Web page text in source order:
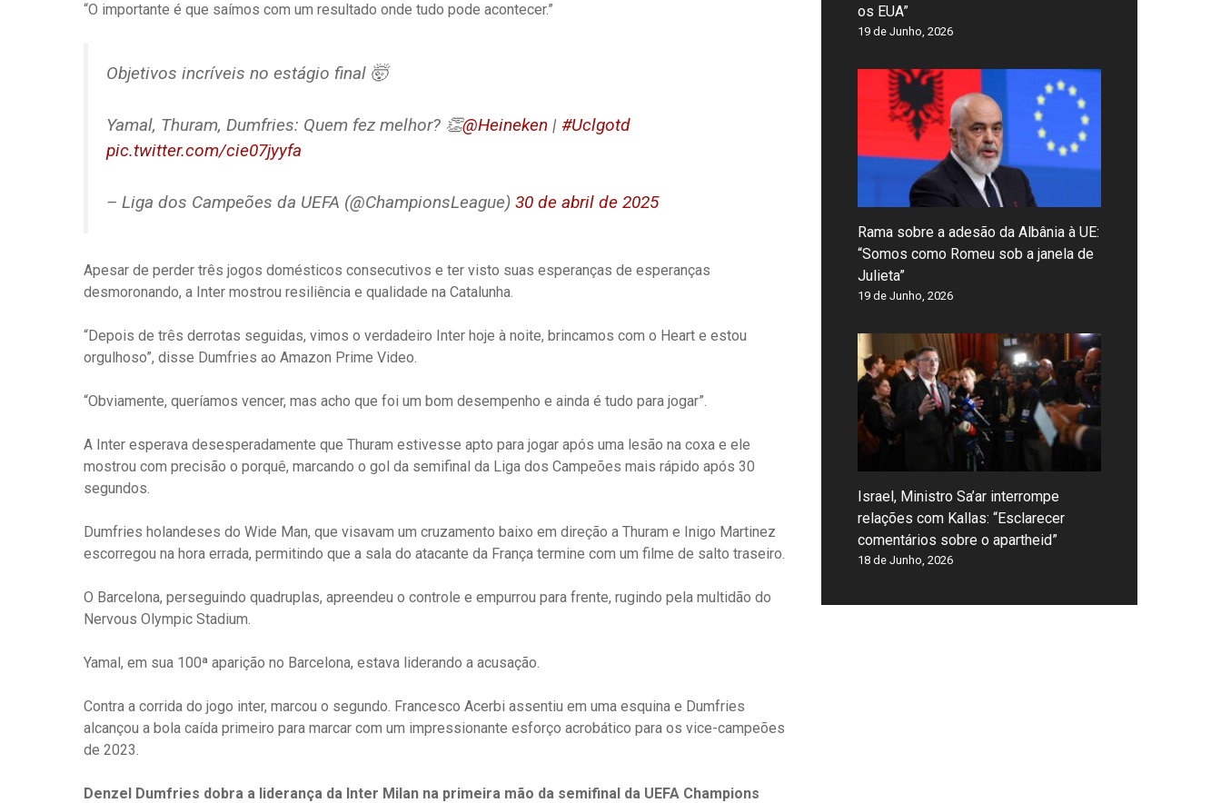
“O importante é que saímos com um resultado onde tudo pode acontecer.”
Objetivos incríveis no estágio final 🤯
Yamal, Thuram, Dumfries: Quem fez melhor? 👏@Heineken | #Uclgotd
pic.twitter.com/cie07jyyfa
– Liga dos Campeões da UEFA (@ChampionsLeague) 30 de abril de 2025
Apesar de perder três jogos domésticos consecutivos e ter visto suas esperanças de esperanças
desmoronando, a Inter mostrou resiliência e qualidade na Catalunha.
“Depois de três derrotas seguidas, vimos o verdadeiro Inter hoje à noite, brincamos com o Heart e estou
orgulhoso”, disse Dumfries ao Amazon Prime Video.
“Obviamente, queríamos vencer, mas acho que foi um bom desempenho e ainda é tudo para jogar”.
A Inter esperava desesperadamente que Thuram estivesse apto para jogar após uma lesão na coxa e ele
mostrou com precisão o porquê, marcando o gol da semifinal da Liga dos Campeões mais rápido após 30
segundos.
Dumfries holandeses do Wide Man, que visavam um cruzamento baixo em direção a Thuram e Inigo Martinez
escorregou na hora errada, permitindo que a sala do atacante da França termine com um filme de salto traseiro.
O Barcelona, ​​perseguindo quadruplas, apreendeu o controle e empurrou para frente, rugindo pela multidão do
Nervous Olympic Stadium.
Yamal, em sua 100ª aparição no Barcelona, ​​estava liderando a acusação.
Contra a corrida do jogo inter, marcou o segundo. Francesco Acerbi assentiu em uma esquina e Dumfries
alcançou a bola caída primeiro para marcar com um impressionante esforço acrobático para os vice-campeões
de 2023.
Denzel Dumfries dobra a liderança da Inter Milan na primeira mão da semifinal da UEFA Champions
os EUA”
19 de Junho, 2026
Rama sobre a adesão da Albânia à UE:
“Somos como Romeu sob a janela de
Julieta”
19 de Junho, 2026
Israel, Ministro Sa’ar interrompe
relações com Kallas: “Esclarecer
comentários sobre o apartheid”
18 de Junho, 2026